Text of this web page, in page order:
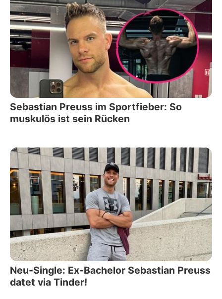
Sebastian Preuss im Sportfieber: So
muskulös ist sein Rücken
Neu-Single: Ex-Bachelor Sebastian Preuss
datet via Tinder!